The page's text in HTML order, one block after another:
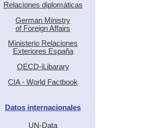
Relaciones diplomáticas
German Ministry
of Foreign Affairs
Ministerio Relaciones
Exteriores España
OECD-iLibarary
CIA - World Factbook
Datos internacionales
UN-Data